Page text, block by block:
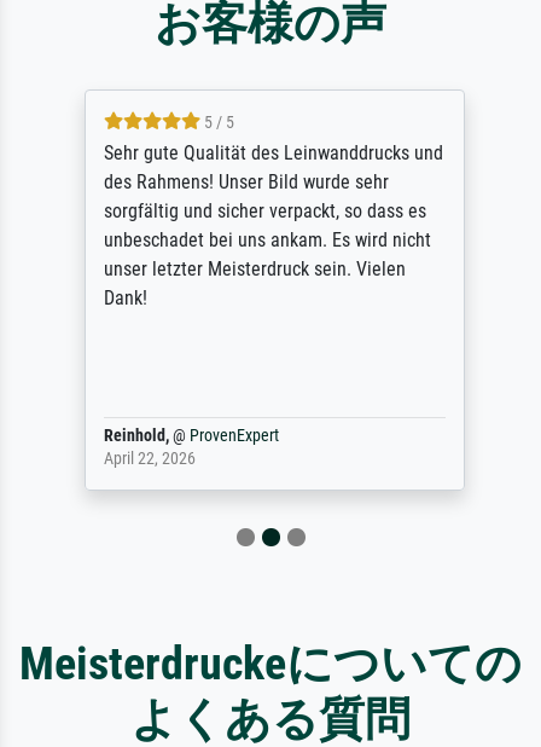
お客様の声
5 / 5
Sehr gute Qualität des Leinwanddrucks und
des Rahmens! Unser Bild wurde sehr
sorgfältig und sicher verpackt, so dass es
unbeschadet bei uns ankam. Es wird nicht
unser letzter Meisterdruck sein. Vielen
Dank!
Reinhold,@ ProvenExpert
April 22, 2026
Meisterdruckeについての
よくある質問